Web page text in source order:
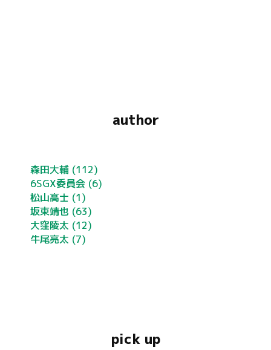
author
森田大輔 (112)
6SGX委員会 (6)
松山高士 (1)
坂東靖也 (63)
大窪陵太 (12)
牛尾亮太 (7)
pick up